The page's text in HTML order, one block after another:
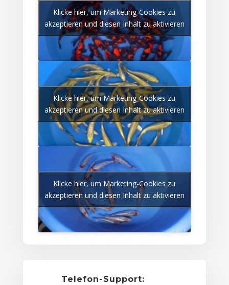
Klicke hier, um Marketing-Cookies zu
akzeptieren und diesen Inhalt zu aktivieren
Klicke hier, um Marketing-Cookies zu
akzeptieren und diesen Inhalt zu aktivieren
Klicke hier, um Marketing-Cookies zu
akzeptieren und diesen Inhalt zu aktivieren
Telefon-Support: